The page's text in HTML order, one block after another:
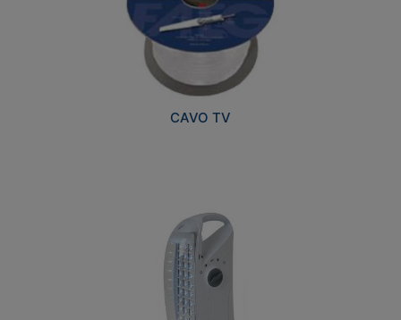
CAVO TV